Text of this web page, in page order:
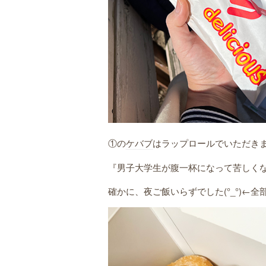
①のケバブはラップロールでいただき
『男子大学生が腹一杯になって苦しく
確かに、夜ご飯いらずでした(°_°)←全